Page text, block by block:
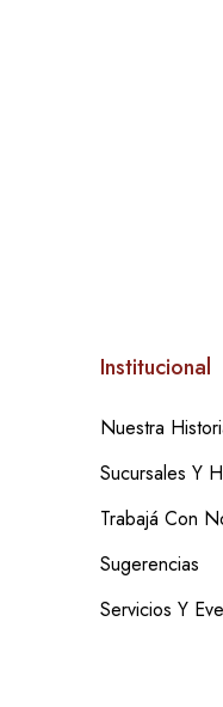
Institucional
Nuestra
Sucursales Y
Trabajá Con
Sugerencias
Servicios Y